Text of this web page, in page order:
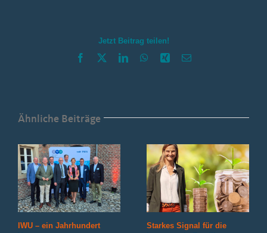
Jetzt Beitrag teilen!
Facebook LinkedInWhatsApp
Xing E-
Ähnliche Beiträge
IWU – ein Jahrhundert
Starkes Signal für die